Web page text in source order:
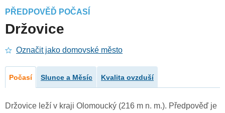
PŘEDPOVĚĎ POČASÍ
Držovice
Označit jako domovské město
Počasí Slunce a Měsíc Kvalita ovzduší
Držovice leží v kraji Olomoucký (216 m n. m.). Předpověď je